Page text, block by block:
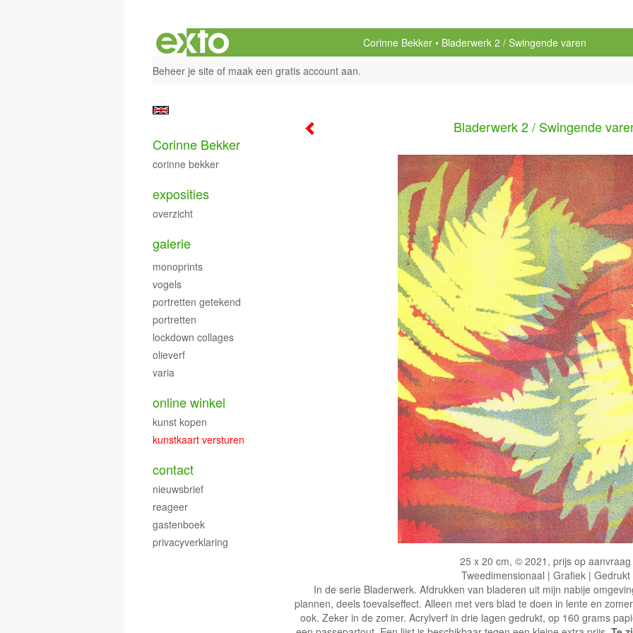
Corinne Bekker
Bladerwerk 2 / Swingende varen
Beheer je site of maak een gratis account aan.
Bladerwerk 2 / Swingende
25 x 20 cm, © 2021, prijs op aanvraag
Tweedimensionaal | Grafiek | Gedrukt
In de serie Bladerwerk. Afdrukken van bladeren uit mijn nabije
plannen, deels toevalseffect. Alleen met vers blad te doen in lente en
ook. Zeker in de zomer. Acrylverf in drie lagen gedrukt, op 160 grams
Corinne Bekker
corinne bekker
exposities
overzicht
galerie
monoprints
vogels
portretten getekend
portretten
lockdown collages
olieverf
varia
online winkel
kunst kopen
kunstkaart versturen
contact
nieuwsbrief
reageer
gastenboek
privacyverklaring